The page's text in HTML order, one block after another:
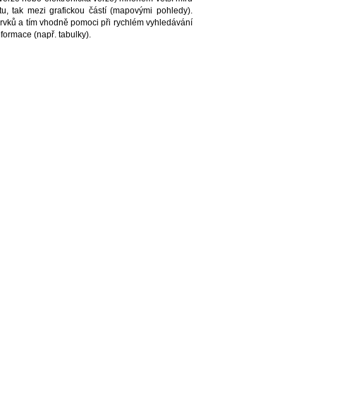
tak mezi grafickou částí (mapovými pohledy).
a tím vhodně pomoci při rychlém vyhledávání
(např. tabulky).